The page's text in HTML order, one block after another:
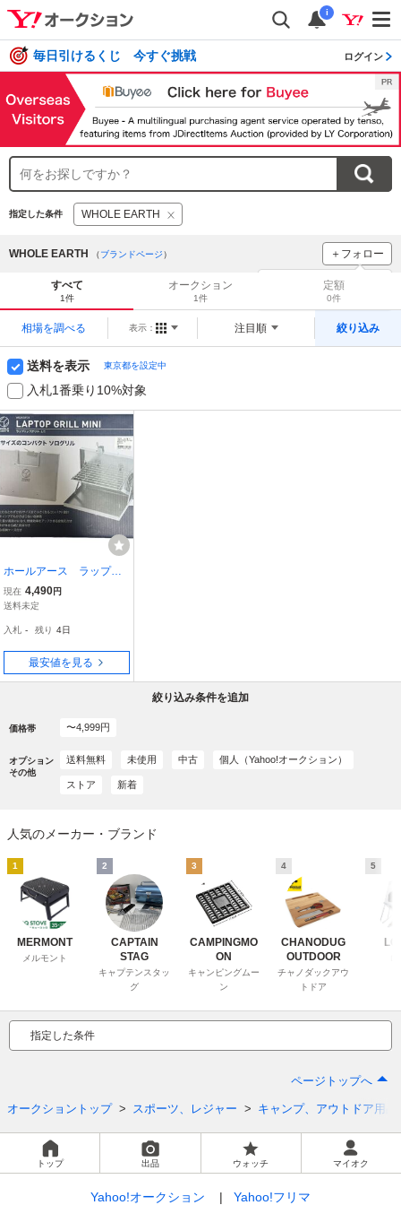
i
毎日引けるくじ 今すぐ挑戦 ログイン
指定した条件 WHOLE EARTH
WHOLE EARTH （ブランドページ） ＋フォロー
ブランドをフォロー
をチェック！
すべて
1件
オークション
1件
定額
0件
相場を調べる 表示： 注目順 絞り込み
送料を表示 東京都を設定中
入札1番乗り10%対象
ホールアース ラップト
ップグリルミニ グリル バ
ーベキューコンロ ソロキ
ドア
現在 4,490円
送料未定
入札 - 残り 4日
最安値を見る
絞り込み条件を追加
価格帯 〜4,999円
オプション
その他
送料無料 未使用 中古 個人（Yahoo!オークション）
ストア 新着
人気のメーカー・ブランド
1
MERMONT
メルモント
2
CAPTAIN
STAG
キャプテンスタッ
グ
3
CAMPINGMO
ON
キャンピングムー
ン
4
CHANODUG
OUTDOOR
チャノダックアウ
トドア
5
指定した条件
ページトップへ
オークショントップ スポーツ、レジャー キャンプ、アウトドア用品
トップ 出品 ウォッチ マイオク
Yahoo!オークション Yahoo!フリマ